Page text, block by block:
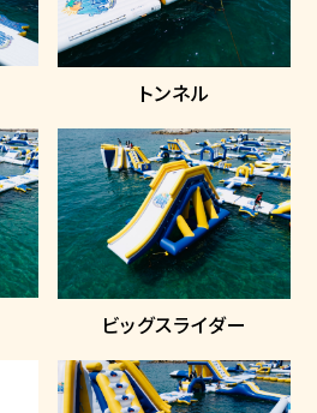
トンネル
ビッグスライダー